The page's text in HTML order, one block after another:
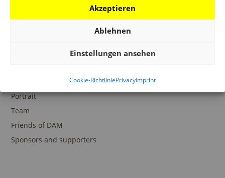
Akzeptieren
Ablehnen
Einstellungen ansehen
Cookie-RichtliniePrivacyImprint
DAM Digital Collection
Portrait
Team
Friends of DAM
Sponsors and supporters